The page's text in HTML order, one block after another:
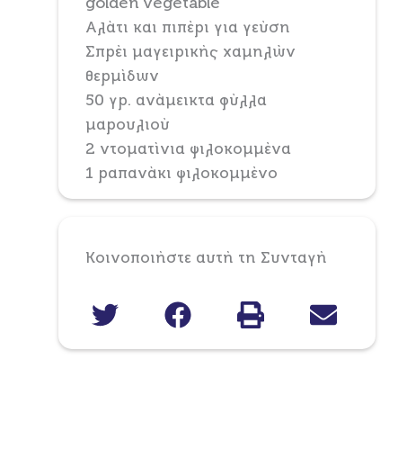
Αλάτι και πιπέρι για γεύση
Σπρέι μαγειρικής χαμηλών
θερμίδων
50 γρ. ανάμεικτα φύλλα
μαρουλιού
2 ντοματίνια ψιλοκομμένα
1 ραπανάκι ψιλοκομμένο
Κοινοποιήστε αυτή τη Συνταγή